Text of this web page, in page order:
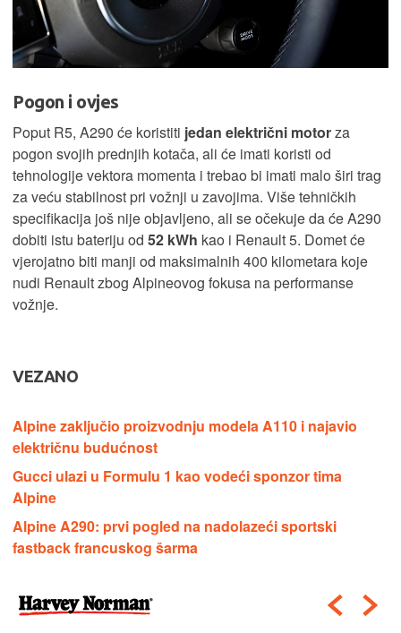
Pogon i ovjes
Poput R5, A290 će koristiti jedan električni motorza
pogon svojih prednjih kotača, ali će imati koristi od
tehnologije vektora momenta i trebao bi imati malo širi trag
za veću stabilnost pri vožnji u zavojima. Više tehničkih
specifikacija još nije objavljeno, ali se očekuje da će A290
dobiti istu bateriju od 52 kWh kao i Renault 5. Domet će
vjerojatno biti manji od maksimalnih 400 kilometara koje
nudi Renault zbog Alpineovog fokusa na performanse
vožnje.
VEZANO
Alpine zaključio proizvodnju modela A110 i najavio
električnu budućnost
Gucci ulazi u Formulu 1 kao vodeći sponzor tima
Alpine
Alpine A290: prvi pogled na nadolazeći sportski
fastback francuskog šarma